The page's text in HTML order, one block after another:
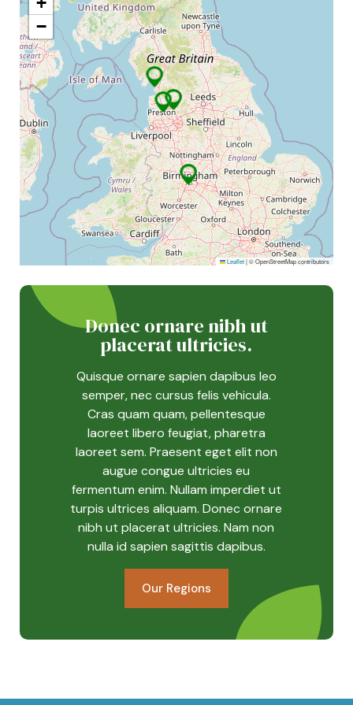
−
Leaflet|© OpenStreetMap contributors
Donec ornare nibh ut
placerat ultricies.
Quisque ornare sapien dapibus leo
semper, nec cursus felis vehicula.
Cras quam quam, pellentesque
laoreet libero feugiat, pharetra
laoreet sem. Praesent eget elit non
augue congue ultricies eu
fermentum enim. Nullam imperdiet ut
turpis ultrices aliquam. Donec ornare
nibh ut placerat ultricies. Nam non
nulla id sapien sagittis dapibus.
Our Regions